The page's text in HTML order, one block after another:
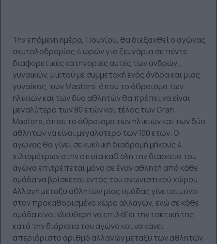
Την επόμενη ημέρα, 1 Ιουνίου, θα διεξαχθεί ο αγώνας
σκυταλοδρομίας 4 ωρών για ζευγάρια σε πέντε
διαφορετικές κατηγορίες αυτές των ανδρών ,
γυναικών, μικτού με συμμετοχή ενός άνδρα και μιας
γυναίκας, των Masters, όπου το άθροισμα των
ηλικιών και των δύο αθλητών θα πρέπει να είναι
μεγαλύτερο των 80 ετών και τέλος των Gran
Masters, όπου το άθροισμα των ηλικιών και των δύο
αθλητών να είναι μεγαλύτερο των 100 ετών. Ο
αγώνας θα γίνει σε κυκλική διαδρομή μήκους 4
χιλιομέτρων στην οποία καθ όλη την διάρκεια του
αγώνα επιτρέπεται μόνο σε έναν αθλητή από κάθε
ομάδα να βρίσκεται εντός του αγωνιστικού χώρου.
Αλλαγή μεταξύ αθλητών μίας ομάδας γίνεται μόνο
στον προκαθορισμένο χώρο αλλαγών, ενώ σε κάθε
ομάδα είναι ελεύθερη να επιλέξει την τακτική της
κατά την διάρκεια του αγώνα και να κάνει
απεριόριστο αριθμό αλλαγών μεταξύ των αθλητών